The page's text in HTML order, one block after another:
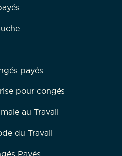
payés
pour congés
au Travail
du Travail
Payés